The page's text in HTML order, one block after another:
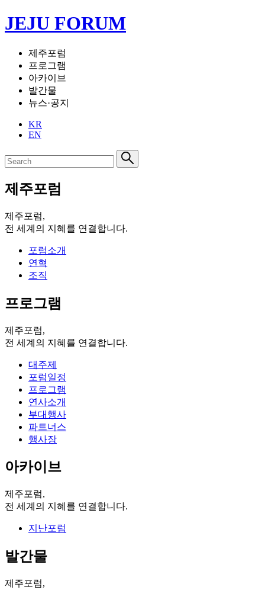
JEJU FORUM
제주포럼
프로그램
아카이브
발간물
뉴스·공지
KR
EN
제주포럼
제주포럼,
전 세계의 지혜를 연결합니다.
포럼소개
연혁
조직
프로그램
제주포럼,
전 세계의 지혜를 연결합니다.
대주제
포럼일정
프로그램
연사소개
부대행사
파트너스
행사장
아카이브
제주포럼,
전 세계의 지혜를 연결합니다.
지난포럼
발간물
제주포럼,